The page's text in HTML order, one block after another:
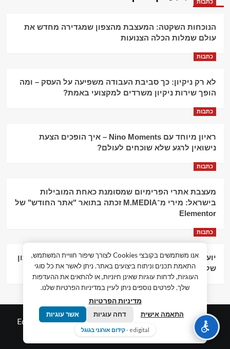
כתבות
הנוכחות השקטה: המעצבת מהצפון שמגדירה מחדש את
עולם שמלות הכלה הצנועות
כתבות
לא רק ניקיון: כך סביבת העבודה משפיעה על העסק – ומה
הופך שירות ניקיון משרדים למקצועי באמת?
כתבות
ראיון מיוחד עם Nino Moments – איך הופכים הצעת
נישואין לרגע שלא שוכחים לעולם?
כתבות
מעצבת אתרי הפרימיום שמסומנת כאחת המובילות
בישראל: מירי מ־M.MEDIA זכתה בתואר "אתר החודש" של
Elementor
כתבות
יועץ עסקי וליווי פיננסי – הדרך לצמיחה כלכלית וניהול נכון
של העסק
© כל הזכויות שמורות חדשות המאה ה-21 |
Edigital.co.ilby
אלימלך דיגיטל.
אנו משתמשים בקובצי Cookies לצורך שיפור חוויית המשתמש,
התאמת תכנים וניתוח ביצועים באתר. ניתן לאשר את כל סוגי
העוגיות, לדחות עוגיות שאינן חיוניות, או להתאים את ההעדפות
שלך. לפרטים נוספים ניתן לעיין במדיניות הפרטיות שלנו.
מדיניות הפרטיות
התאמה אישית דחה עוגיות אשר עוגיות
edigital - קידום אורגני בגוגל